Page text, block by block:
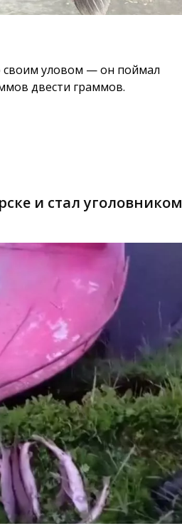
своим уловом — он поймал
двести граммов.
и стал уголовником